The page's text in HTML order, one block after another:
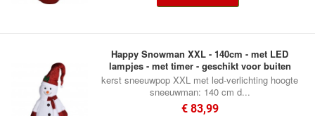
Happy Snowman XXL - 140cm - met LED
lampjes - met timer - geschikt voor buiten
kerst sneeuwpop XXL met led-verlichting hoogte
sneeuwman: 140 cm d...
€ 83,99